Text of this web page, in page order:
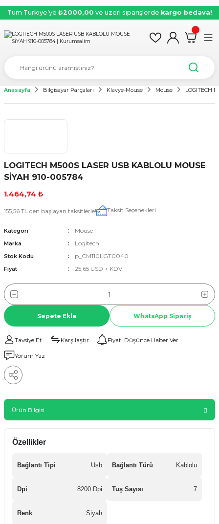
Tüm Türkiye’ye ₺2000,00 ve üzeri siparişlerde kargo bedava!
Anasayfa Bilgisayar Parçaları Klavye-Mouse Mouse LOGITECH
LOGITECH M500S LASER USB KABLOLU MOUSE
SİYAH 910-005784
1.464,74 ₺
155,56 TL den başlayan taksitlerle! Taksit Seçenekleri
Kategori Mouse
Marka Logitech
Stok Kodu p_CM110LGT0040
Fiyat 25,65 USD + KDV
Sepete Ekle WhatsApp Sipariş
Tavsiye Et Karşılaştır Fiyatı Düşünce Haber Ver
Yorum Yaz
Ürün Bilgisi
Özellikler
Bağlantı Tipi Usb Bağlantı Türü Kablolu
Dpi 8200 Dpi Tuş Sayısı 7
Renk Siyah